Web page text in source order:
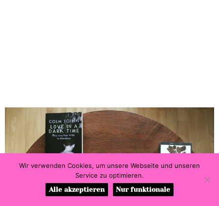
Wir verwenden Cookies, um unsere Webseite und unseren
Service zu optimieren.
Alle akzeptieren
Nur funktionale